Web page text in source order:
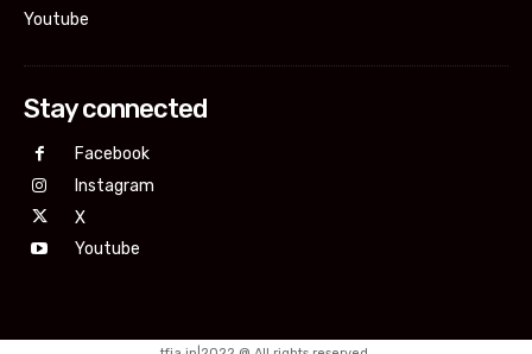
Youtube
Stay connected
Facebook
Instagram
X
Youtube